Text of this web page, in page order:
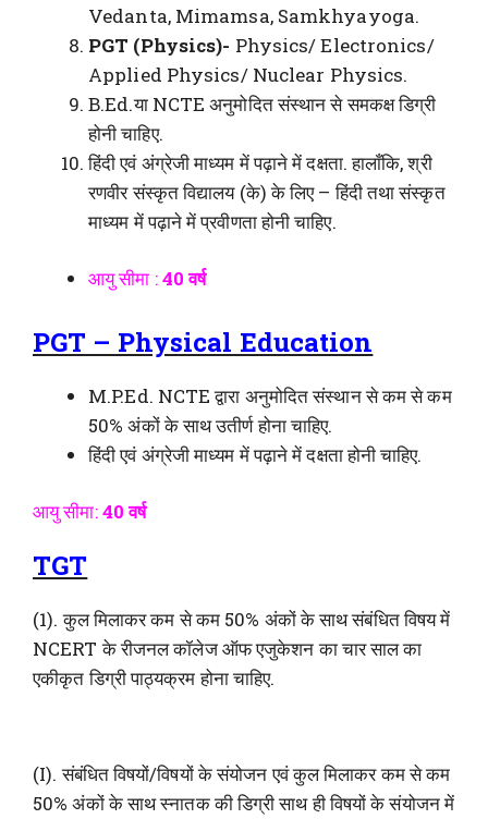
Vedanta, Mimamsa, Samkhyayoga.
PGT (Physics)- Physics/ Electronics/
Applied Physics/ Nuclear Physics.
B.Ed.या NCTE अनुमोदित संस्थान से समकक्ष डिग्री
होनी चाहिए.
हिंदी एवं अंग्रेजी माध्यम में पढ़ाने में दक्षता. हालाँकि, श्री
रणवीर संस्कृत विद्यालय (के) के लिए – हिंदी तथा संस्कृत
माध्यम में पढ़ाने में प्रवीणता होनी चाहिए.
आयु सीमा :40 वर्ष
PGT – Physical Education
M.P.Ed. NCTE द्वारा अनुमोदित संस्थान से कम से कम
50% अंकों के साथ उतीर्ण होना चाहिए.
हिंदी एवं अंग्रेजी माध्यम में पढ़ाने में दक्षता होनी चाहिए.
आयु सीमा:40 वर्ष
TGT
(1). कुल मिलाकर कम से कम 50% अंकों के साथ संबंधित विषय में
NCERT के रीजनल कॉलेज ऑफ एजुकेशन का चार साल का
एकीकृत डिग्री पाठ्यक्रम होना चाहिए.
(I). संबंधित विषयों/विषयों के संयोजन एवं कुल मिलाकर कम से कम
50% अंकों के साथ स्नातक की डिग्री साथ ही विषयों के संयोजन में